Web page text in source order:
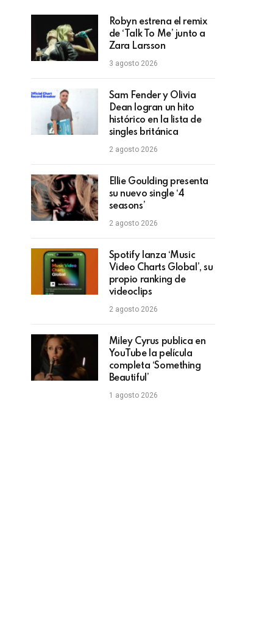
Robyn estrena el remix
de ‘Talk To Me’ junto a
Zara Larsson
3 agosto 2026
Sam Fender y Olivia
Dean logran un hito
histórico en la lista de
singles británica
2 agosto 2026
Ellie Goulding presenta
su nuevo single ‘4
seasons’
2 agosto 2026
Spotify lanza ‘Music
Video Charts Global’, su
propio ranking de
videoclips
2 agosto 2026
Miley Cyrus publica en
YouTube la película
completa ‘Something
Beautiful’
1 agosto 2026